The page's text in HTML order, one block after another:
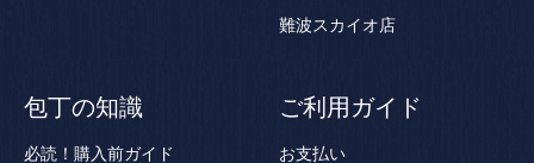
難波スカイオ店
包丁の知識
必読！購入前ガイド
ご利用ガイド
お支払い